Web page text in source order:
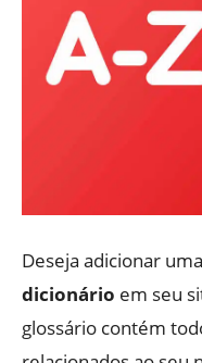
Deseja adicionar
dicionário em seu
glossário contém